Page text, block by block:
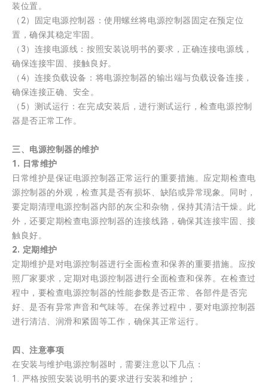
装位置。
（2）固定电源控制器：使用螺丝将电源控制器固定在预定位
置，确保其稳定牢固。
（3）连接电源线：按照安装说明书的要求，正确连接电源线，
确保连接牢固、接触良好。
（4）连接负载设备：将电源控制器的输出端与负载设备连接，
确保连接正确、安全。
（5）测试运行：在完成安装后，进行测试运行，检查电源控制
器是否正常工作。
三、电源控制器的维护
1. 日常维护
日常维护是保证电源控制器正常运行的重要措施。应定期检查电
源控制器的外观，检查其是否有损坏、缺陷或异常现象。同时，
要定期清理电源控制器内部的灰尘和杂物，保持其清洁干燥。此
外，还要定期检查电源控制器的连接线路，确保其连接牢固、接
触良好。
2. 定期维护
定期维护是对电源控制器进行全面检查和保养的重要措施。应按
照厂家要求，定期对电源控制器进行全面检查和保养。在检查过
程中，要检查电源控制器的性能参数是否正常、各部件是否完
好、是否有异常声音和气味等。在保养过程中，要对电源控制器
进行清洁、润滑和紧固等工作，确保其正常运行。
四、注意事项
在安装与维护电源控制器时，需要注意以下几点：
1. 严格按照安装说明书的要求进行安装和维护；